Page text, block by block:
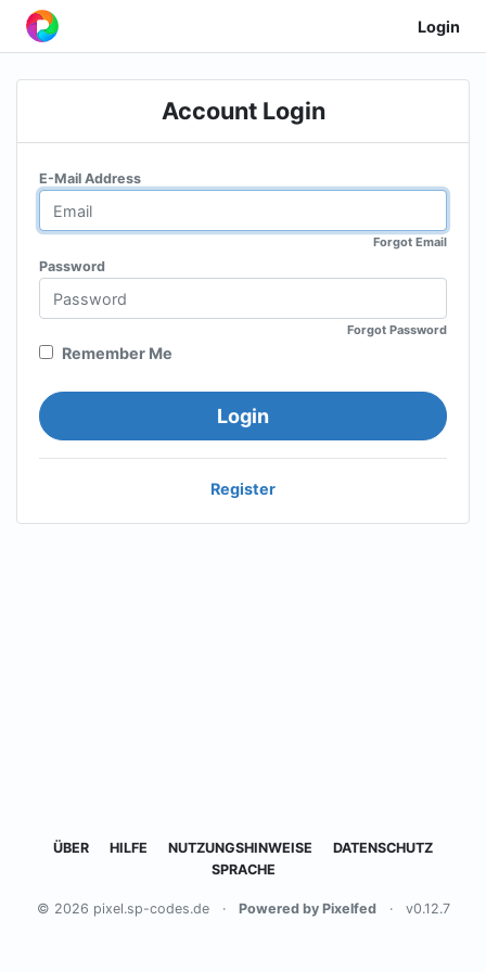
Login
Account Login
E-Mail Address
Forgot Email
Password
Forgot Password
Remember Me
Login
Register
ÜBER HILFE NUTZUNGSHINWEISE
DATENSCHUTZ
SPRACHE
© 2026 pixel.sp-codes.de · Powered by Pixelfed · v0.12.7